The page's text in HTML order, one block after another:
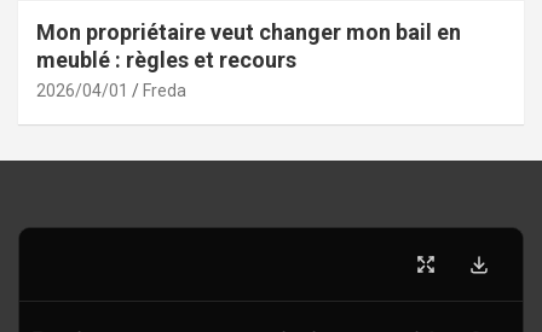
Mon propriétaire veut changer mon bail en
meublé : règles et recours
2026/04/01 Freda